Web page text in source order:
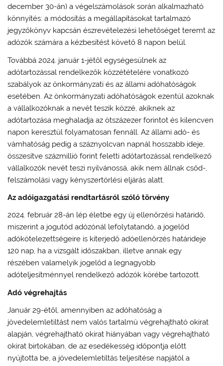
december 30-án) a végelszámolások során alkalmazható
könnyítés: a módosítás a megállapításokat tartalmazó
jegyzőkönyv kapcsán észrevételezési lehetőséget teremt az
adózók számára a kézbesítést követő 8 napon belül.
Továbbá 2024. január 1-jétől egységesülnek az
adótartozással rendelkezők közzétételére vonatkozó
szabályok az önkormányzati és az állami adóhatóságok
esetében. Az önkormányzati adóhatóságok ezentúl azoknak
a vállalkozóknak a nevét teszik közzé, akiknek az
adótartozása meghaladja az ötszázezer forintot és kilencven
napon keresztül folyamatosan fennáll. Az állami adó- és
vámhatóság pedig a száznyolcvan napnál hosszabb ideje,
összesítve százmillió forint feletti adótartozással rendelkező
vállalkozók nevét teszi nyilvánossá, akik nem állnak csőd-,
felszámolási vagy kényszertörlési eljárás alatt.
Az adóigazgatási rendtartásról szóló törvény
2024. február 28-án lép életbe egy új ellenőrzési határidő,
miszerint a jogutód adózónál lefolytatandó, a jogelőd
adókötelezettségeire is kiterjedő adóellenőrzés határideje
120 nap, ha a vizsgált időszakban, illetve annak egy
részében valamelyik jogelőd a legnagyobb
adóteljesítménnyel rendelkező adózók körébe tartozott.
Adó végrehajtás
Január 29-étől, amennyiben az adóhatóság a
jövedelemletiltást nem valós tartalmú végrehajtható okirat
alapján, végrehajtható okirat hiányában vagy végrehajtható
okirat birtokában, de az esedékesség időpontja előtt
nyújtotta be, a jövedelemletiltás teljesítése napjától a